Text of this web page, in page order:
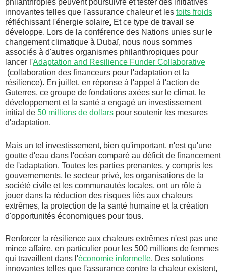
philanthropies peuvent poursuivre et tester des initiatives
innovantes telles que l'assurance chaleur et les toits froids
réfléchissant l'énergie solaire. Et ce type de travail se
développe. Lors de la conférence des Nations unies sur le
changement climatique à Dubaï, nous nous sommes
associés à d'autres organismes philanthropiques pour
lancer l'Adaptation and Resilience Funder Collaborative
(collaboration des financeurs pour l'adaptation et la
résilience). En juillet, en réponse à l'appel à l'action de
Guterres, ce groupe de fondations axées sur le climat, le
développement et la santé a engagé un investissement
initial de 50 millions de dollars pour soutenir les mesures
d'adaptation.
Mais un tel investissement, bien qu'important, n'est qu'une
goutte d'eau dans l'océan comparé au déficit de financement
de l'adaptation. Toutes les parties prenantes, y compris les
gouvernements, le secteur privé, les organisations de la
société civile et les communautés locales, ont un rôle à
jouer dans la réduction des risques liés aux chaleurs
extrêmes, la protection de la santé humaine et la création
d'opportunités économiques pour tous.
Renforcer la résilience aux chaleurs extrêmes n'est pas une
mince affaire, en particulier pour les 500 millions de femmes
qui travaillent dans l'économie informelle. Des solutions
innovantes telles que l'assurance contre la chaleur existent,